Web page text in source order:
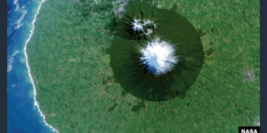
ژیان لە فەرهەنگدا
Learning English
FOLLOW US
زمانه‌کان